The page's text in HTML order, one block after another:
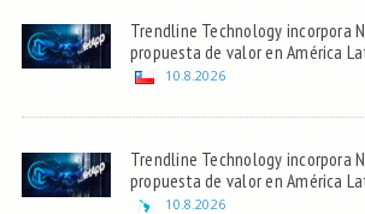
Trendline Technology incorpora
propuesta de valor en América
10.8.2026
Trendline Technology incorpora
propuesta de valor en América
10.8.2026